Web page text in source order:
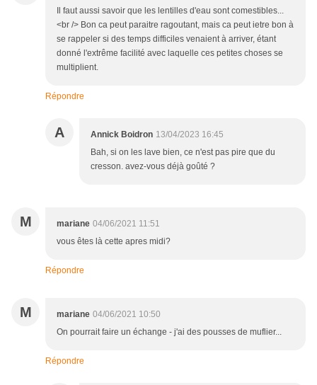
Il faut aussi savoir que les lentilles d'eau sont comestibles...
<br /> Bon ca peut paraitre ragoutant, mais ca peut ietre bon à
se rappeler si des temps difficiles venaient à arriver, étant
donné l'extrême facilité avec laquelle ces petites choses se
multiplient.
Répondre
A Annick Boidron 13/04/2023 16:45
Bah, si on les lave bien, ce n'est pas pire que du
cresson. avez-vous déjà goûté ?
M mariane 04/06/2021 11:51
vous êtes là cette apres midi?
Répondre
M mariane 04/06/2021 10:50
On pourrait faire un échange - j'ai des pousses de muflier...
Répondre